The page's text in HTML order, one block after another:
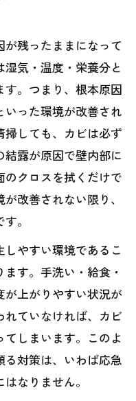
残ったままになって
気・温度・栄養分と
す。つまり、根本原因
った環境が改善され
掃しても、カビは必ず
露が原因で壁内部に
クロスを拭くだけで
改善されない限り、
。
やすい環境であるこ
す。手洗い・給食・
が上がりやすい状況が
ていなければ、カビ
しまいます。このよ
る対策は、いわば応急
なりません。